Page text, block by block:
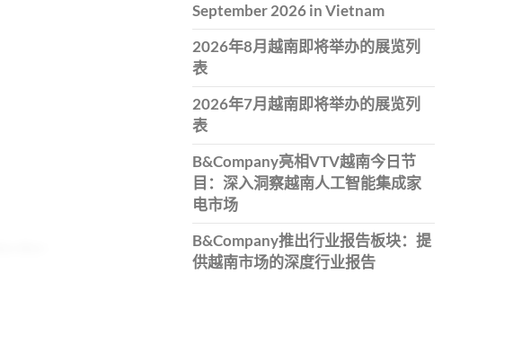
duc-
September 2026 in Vietnam
2026年8月越南即将举办的展览列
表
2026年7月越南即将举办的展览列
表
B&Company亮相VTV越南今日节
目：深入洞察越南人工智能集成家
电市场
B&Company推出行业报告板块：提
供越南市场的深度行业报告